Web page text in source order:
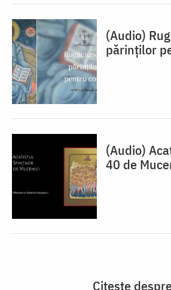
(Audio)
părinților
(Audio)
40 de
Citește